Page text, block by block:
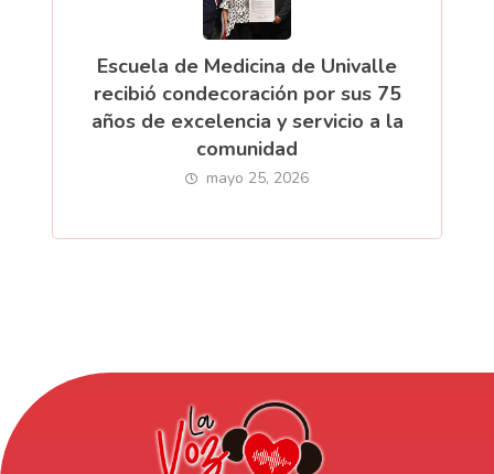
Escuela de Medicina de Univalle
recibió condecoración por sus 75
años de excelencia y servicio a la
comunidad
mayo 25, 2026